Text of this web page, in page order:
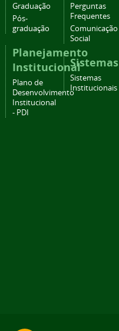
Graduação
Pós-
graduação
Planejamento
Institucional
Plano de
Desenvolvimento
Institucional
- PDI
Perguntas
Frequentes
Comunicação
Social
Sistemas
Sistemas
Institucionais